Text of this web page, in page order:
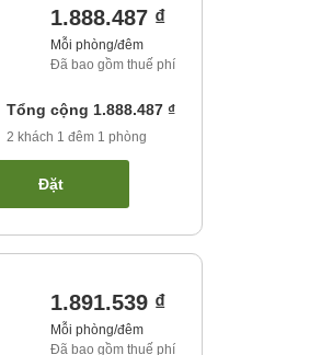
1.888.487 ₫
Mỗi phòng/đêm
Đã bao gồm thuế phí
Tổng cộng 1.888.487 ₫
2 khách 1 đêm 1 phòng
Đặt
1.891.539 ₫
Mỗi phòng/đêm
Đã bao gồm thuế phí